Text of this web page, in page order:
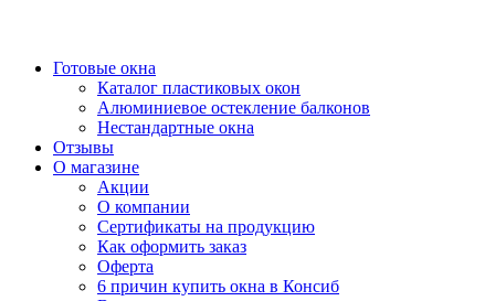
Готовые окна
Каталог пластиковых окон
Алюминиевое остекление балконов
Нестандартные окна
Отзывы
О магазине
Акции
О компании
Сертификаты на продукцию
Как оформить заказ
Оферта
6 причин купить окна в Консиб